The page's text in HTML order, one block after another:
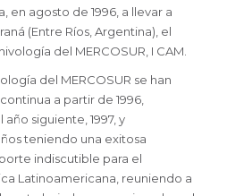
en agosto de 1996, a llevar a
(Entre Ríos, Argentina), el
del MERCOSUR, I CAM.
del MERCOSUR se han
a partir de 1996,
siguiente, 1997, y
teniendo una exitosa
indiscutible para el
Latinoamericana, reuniendo a